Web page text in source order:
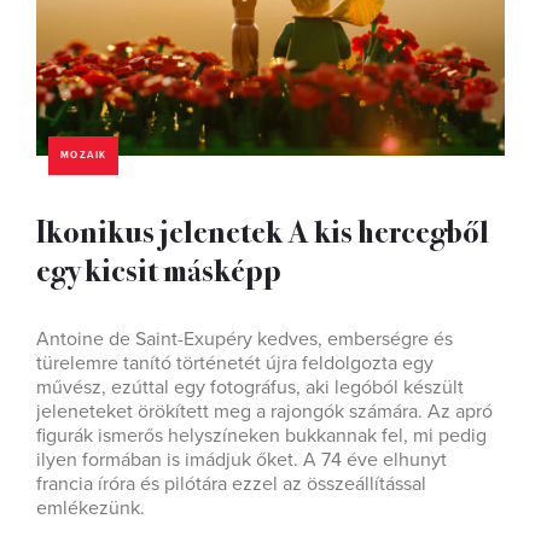
MOZAIK
Ikonikus jelenetek A kis hercegből
egy kicsit másképp
Antoine de Saint-Exupéry kedves, emberségre és
türelemre tanító történetét újra feldolgozta egy
művész, ezúttal egy fotográfus, aki legóból készült
jeleneteket örökített meg a rajongók számára. Az apró
figurák ismerős helyszíneken bukkannak fel, mi pedig
ilyen formában is imádjuk őket. A 74 éve elhunyt
francia íróra és pilótára ezzel az összeállítással
emlékezünk.